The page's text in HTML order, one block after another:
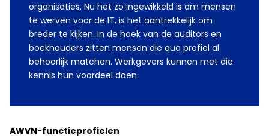
organisaties. Nu het zo ingewikkeld is om mensen
te werven voor de IT, is het aantrekkelijk om
breder te kijken. In de hoek van de auditors en
boekhouders zitten mensen die qua profiel al
behoorlijk matchen. Werkgevers kunnen met die
kennis hun voordeel doen.
AWVN-functieprofielen